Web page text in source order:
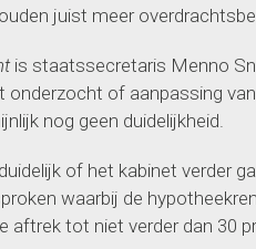
juist meer
is staatssecretaris Menno
of aanpassing
nog geen duidelijkheid.
of het kabinet verder
waarbij de
aftrek tot niet verder dan 30